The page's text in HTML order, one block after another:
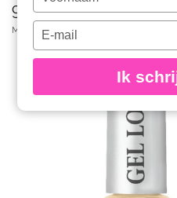
972 Gel Look
MOYRA
je
naam
Typ
je
e-
in
Ik